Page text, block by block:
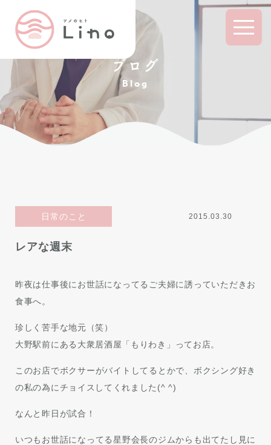
ブログ
Blog
日常のこと 2015.03.30
レアな週末
昨夜は仕事後にお世話になってるご夫婦に誘っていただきお
食事へ。
珍しく苦手な地元（笑）
大野駅前にある大衆居酒屋「もりわき」ってお店。
このお店でボクサーがバイトしてるとかで、ボクシング好き
の私の為にチョイスしてくれました(^ ^)
なんと昨日が試合！
いつもお世話になってる星野会長のジムからも出てたし見に